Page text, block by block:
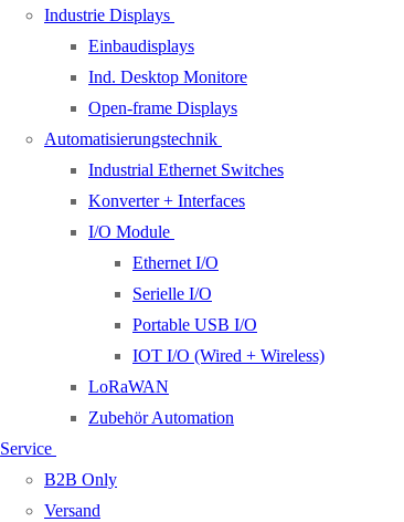
Industrie Displays
Einbaudisplays
Ind. Desktop Monitore
Open-frame Displays
Automatisierungstechnik
Industrial Ethernet Switches
Konverter + Interfaces
I/O Module
Ethernet I/O
Serielle I/O
Portable USB I/O
IOT I/O (Wired + Wireless)
LoRaWAN
Zubehör Automation
Service
B2B Only
Versand